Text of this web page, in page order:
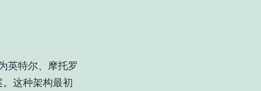
英特尔、摩托罗
这种架构最初